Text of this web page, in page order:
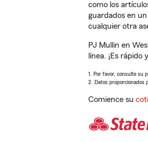
como los
guardados en
cualquier otra
PJ Mullin en
línea. ¡Es rápido
1. Por favor, consulte su
2. Datos proporcionados
Comience su